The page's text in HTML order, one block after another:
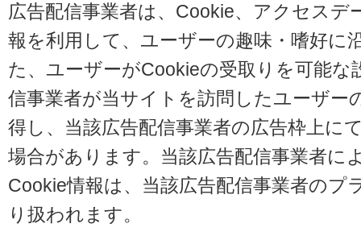
広告配信事業者は、Cookie、アクセスデ
報を利用して、ユーザーの趣味・嗜好に
た、ユーザーがCookieの受取りを可能
信事業者が当サイトを訪問したユーザー
得し、当該広告配信事業者の広告枠上に
場合があります。当該広告配信事業者に
Cookie情報は、当該広告配信事業者のプ
り扱われます。